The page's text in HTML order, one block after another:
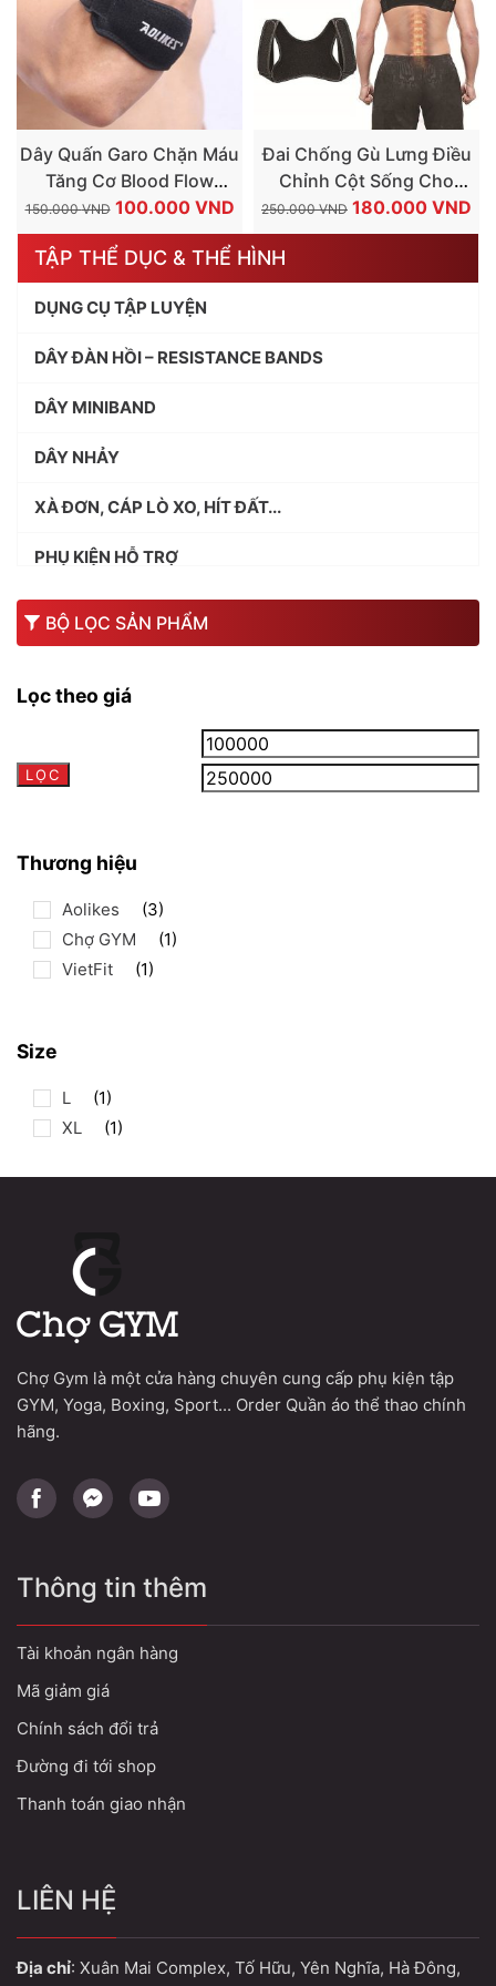
TẬP THỂ DỤC & THỂ HÌNH
DỤNG CỤ TẬP LUYỆN
DÂY ĐÀN HỒI – RESISTANCE BANDS
DÂY MINIBAND
DÂY NHẢY
XÀ ĐƠN, CÁP LÒ XO, HÍT ĐẤT...
PHỤ KIỆN HỖ TRỢ
BỤC NHẢY
SHAKER & BÌNH NƯỚC
PHỤ KIỆN MÁY PHÒNG GYM
PHỤ KIỆN THÂN DƯỚI
CHÂN,GỐI
CƠ MÔNG, ĐÙI
ĐAI LƯNG & ĐAI MÓC TẠ
PHỤ KIỆN THÂN TRÊN
KÉO LƯNG & MÓC TRỢ LỰC
QUẤN & XỎ KHUỶU TAY
BỘ LỌC SẢN PHẨM
Lọc theo giá
Giá
tối
LỌC
Thương hiệu
Aolikes
(3)
Chợ GYM
(1)
VietFit
(1)
Size
L
(1)
XL
(1)
Dây Quấn Garo Chặn Máu
Tăng Cơ Blood Flow
Restriction Aolikes
150.000VND GIÁ
GỐC
LÀ:
150.000 VND.
100.000 VNDGIÁ
HIỆN
TẠI
LÀ:
Đai Chống Gù Lưng Điều
Chỉnh Cột Sống Cho
Người Lớn Aolikes
250.000VND GIÁ
GỐC
250.000 VND.
180.000 VND
Chợ Gym là một cửa hàng chuyên cung cấp phụ kiện tập
GYM, Yoga, Boxing, Sport... Order Quần áo thể thao chính
hãng.
Thông tin thêm
Tài khoản ngân hàng
Mã giảm giá
Chính sách đổi trả
Đường đi tới shop
Thanh toán giao nhận
LIÊN HỆ
Địa chỉ: Xuân Mai Complex, Tố Hữu, Yên Nghĩa, Hà Đông,